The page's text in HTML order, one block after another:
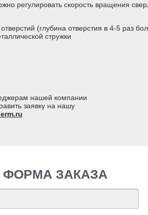
регулировать скорость вращения
(глубина отверстия в 4-5 раз
стружки
нашей компании
заявку на нашу
ФОРМА ЗАКАЗА